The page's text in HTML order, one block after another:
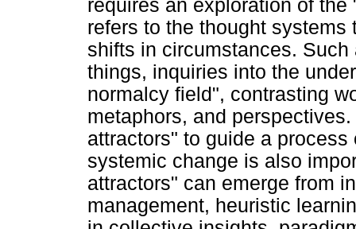
requires an exploration of
refers to the thought
shifts in circumstances.
things, inquiries into the
normalcy field", contrasting
metaphors, and
attractors" to guide a
systemic change is also
attractors" can emerge from
management, heuristic